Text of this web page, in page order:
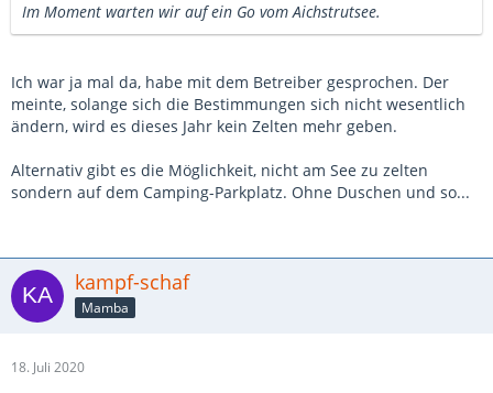
Im Moment warten wir auf ein Go vom Aichstrutsee.
Ich war ja mal da, habe mit dem Betreiber gesprochen. Der
meinte, solange sich die Bestimmungen sich nicht wesentlich
ändern, wird es dieses Jahr kein Zelten mehr geben.
Alternativ gibt es die Möglichkeit, nicht am See zu zelten
sondern auf dem Camping-Parkplatz. Ohne Duschen und so...
kampf-schaf
Mamba
18. Juli 2020